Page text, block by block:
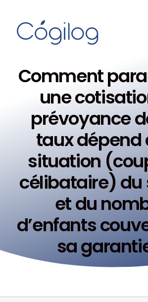
Comment
une
prévoyance
taux dépend
situation
célibataire) du
et du
d’enfants
sa